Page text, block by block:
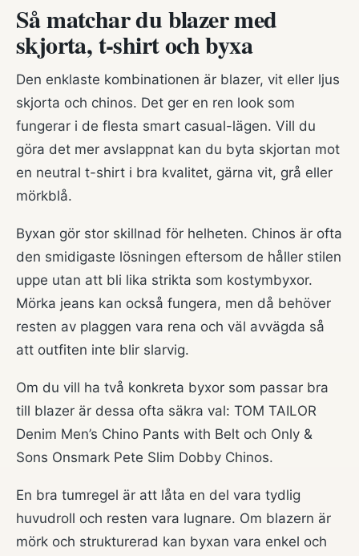
Så matchar du blazer med
skjorta, t-shirt och byxa
Den enklaste kombinationen är blazer, vit eller ljus
skjorta och chinos. Det ger en ren look som
fungerar i de flesta smart casual-lägen. Vill du
göra det mer avslappnat kan du byta skjortan mot
en neutral t-shirt i bra kvalitet, gärna vit, grå eller
mörkblå.
Byxan gör stor skillnad för helheten. Chinos är ofta
den smidigaste lösningen eftersom de håller stilen
uppe utan att bli lika strikta som kostymbyxor.
Mörka jeans kan också fungera, men då behöver
resten av plaggen vara rena och väl avvägda så
att outfiten inte blir slarvig.
Om du vill ha två konkreta byxor som passar bra
till blazer är dessa ofta säkra val: TOM TAILOR
Denim Men’s Chino Pants with Belt och Only &
Sons Onsmark Pete Slim Dobby Chinos.
En bra tumregel är att låta en del vara tydlig
huvudroll och resten vara lugnare. Om blazern är
mörk och strukturerad kan byxan vara enkel och